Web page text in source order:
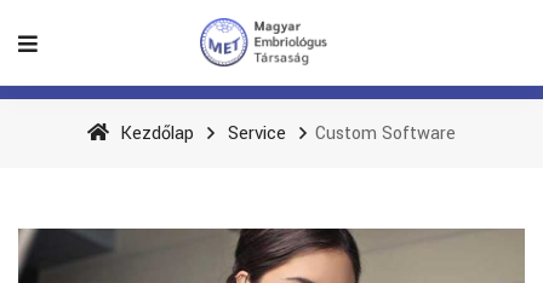
Kezdőlap Service Custom Software